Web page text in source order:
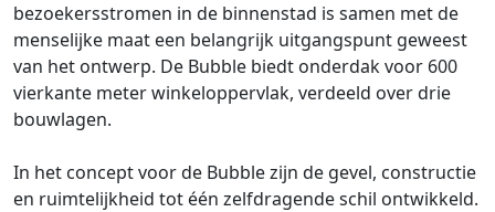
bezoekersstromen in de binnenstad is samen met de
menselijke maat een belangrijk uitgangspunt geweest
van het ontwerp. De Bubble biedt onderdak voor 600
vierkante meter winkeloppervlak, verdeeld over drie
bouwlagen.
In het concept voor de Bubble zijn de gevel, constructie
en ruimtelijkheid tot één zelfdragende schil ontwikkeld.